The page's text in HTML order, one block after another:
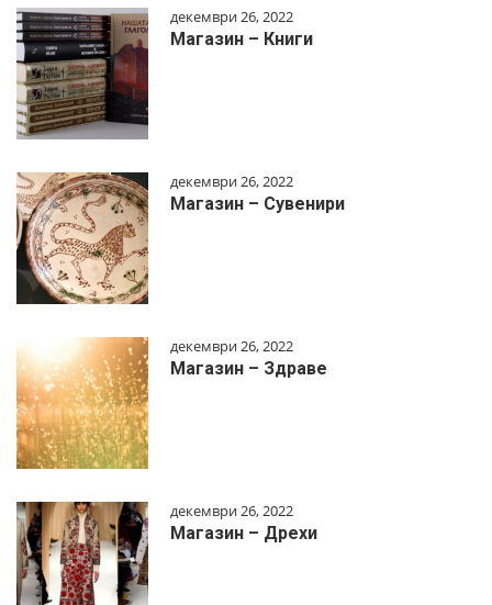
декември 26, 2022
Магазин – Книги
декември 26, 2022
Магазин – Сувенири
декември 26, 2022
Магазин – Здраве
декември 26, 2022
Магазин – Дрехи